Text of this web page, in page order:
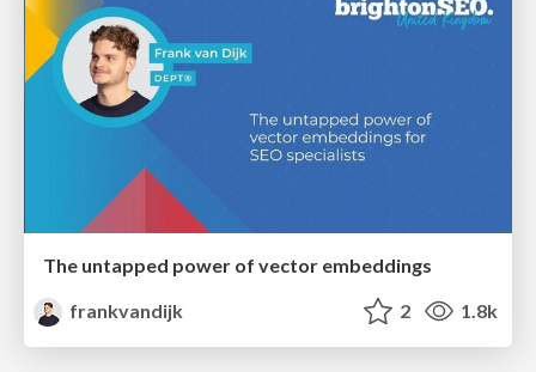
The untapped power of vector embeddings
frankvandijk
2 1.8k